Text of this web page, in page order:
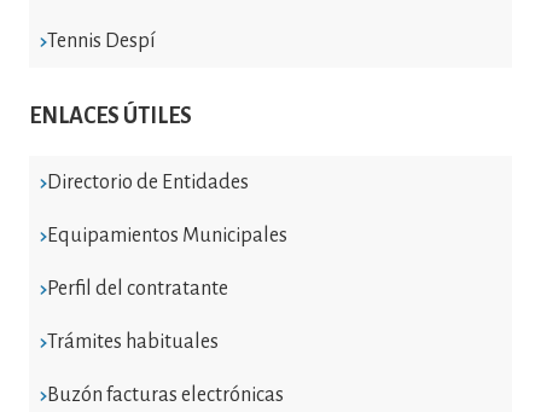
Tennis Despí
ENLACES ÚTILES
Directorio de Entidades
Equipamientos Municipales
Perfil del contratante
Trámites habituales
Buzón facturas electrónicas